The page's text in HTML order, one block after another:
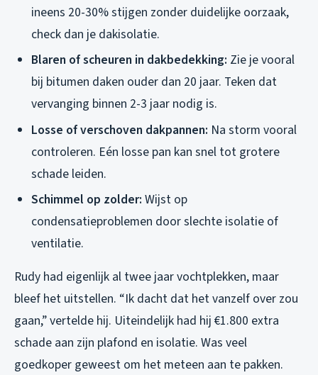
ineens 20-30% stijgen zonder duidelijke oorzaak,
check dan je dakisolatie.
Blaren of scheuren in dakbedekking: Zie je vooral
bij bitumen daken ouder dan 20 jaar. Teken dat
vervanging binnen 2-3 jaar nodig is.
Losse of verschoven dakpannen: Na storm vooral
controleren. Eén losse pan kan snel tot grotere
schade leiden.
Schimmel op zolder: Wijst op
condensatieproblemen door slechte isolatie of
ventilatie.
Rudy had eigenlijk al twee jaar vochtplekken, maar
bleef het uitstellen. “Ik dacht dat het vanzelf over zou
gaan,” vertelde hij. Uiteindelijk had hij €1.800 extra
schade aan zijn plafond en isolatie. Was veel
goedkoper geweest om het meteen aan te pakken.